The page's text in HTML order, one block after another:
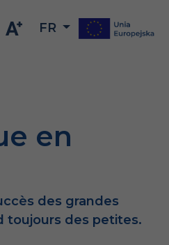
FR
en
des grandes
toujours des petites.